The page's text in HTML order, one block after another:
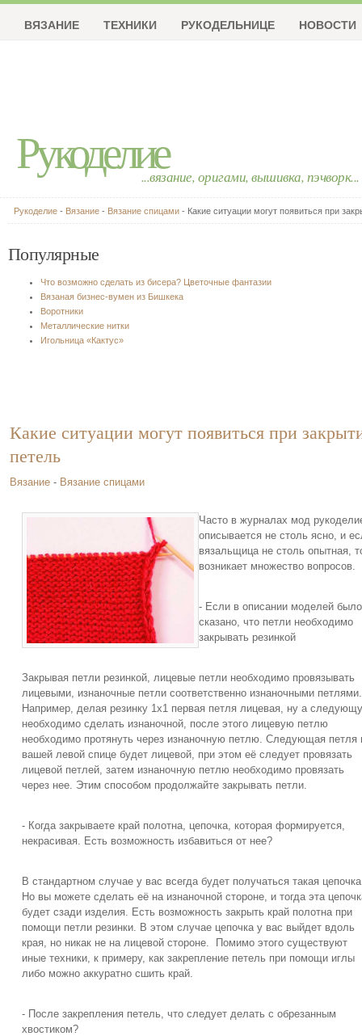
Рукоделие...вязание, оригами, вышивка, пэчворк...
ВЯЗАНИЕ ТЕХНИКИ РУКОДЕЛЬНИЦЕ НОВОСТИ
Рукоделие - Вязание - Вязание спицами - Какие ситуации могут появиться при
Популярные
Что возможно сделать из бисера? Цветочные фантазии
Вязаная бизнес-вумен из Бишкека
Воротники
Металлические нитки
Игольница «Кактус»
Какие ситуации могут появиться при
петель
Вязание - Вязание спицами
Часто в журналах мод
описывается не столь ясно, и
вязальщица не столь опытная,
возникает множество вопросов.
- Если в описании моделей было
сказано, что петли необходимо
закрывать резинкой
Закрывая петли резинкой, лицевые петли необходимо провязывать
лицевыми, изнаночные петли соответственно изнаночными петлями.
Например, делая резинку 1х1 первая петля лицевая, ну а
необходимо сделать изнаночной, после этого лицевую петлю
необходимо протянуть через изнаночную петлю. Следующая петля
вашей левой спице будет лицевой, при этом её следует провязать
лицевой петлей, затем изнаночную петлю необходимо провязать
через нее. Этим способом продолжайте закрывать петли.
- Когда закрываете край полотна, цепочка, которая формируется,
некрасивая. Есть возможность избавиться от нее?
В стандартном случае у вас всегда будет получаться такая
Но вы можете сделать её на изнаночной стороне, и тогда эта
будет сзади изделия. Есть возможность закрыть край полотна при
помощи петли резинки. В этом случае цепочка у вас выйдет вдоль
края, но никак не на лицевой стороне. Помимо этого существуют
иные техники, к примеру, как закрепление петель при помощи иглы
либо можно аккуратно сшить край.
- После закрепления петель, что следует делать с обрезанным
хвостиком?